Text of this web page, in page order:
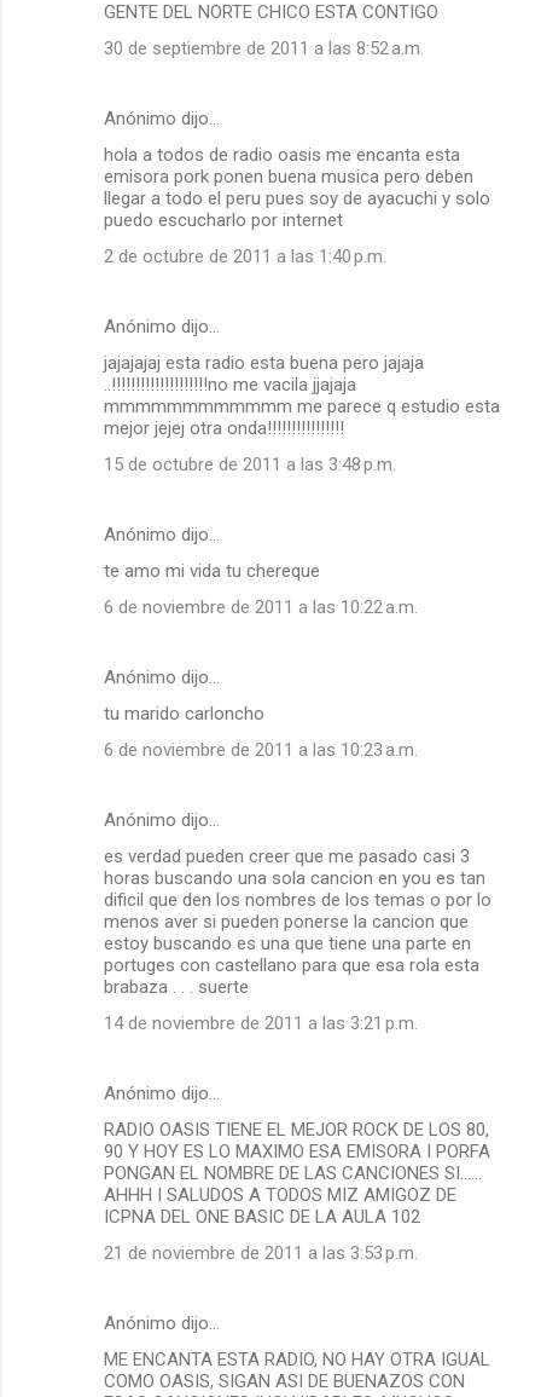
GENTE DEL NORTE CHICO ESTA CONTIGO
30 de septiembre de 2011 a las 8:52 a.m.
Anónimo dijo…
hola a todos de radio oasis me encanta esta
emisora pork ponen buena musica pero deben
llegar a todo el peru pues soy de ayacuchi y solo
puedo escucharlo por internet
2 de octubre de 2011 a las 1:40 p.m.
Anónimo dijo…
jajajajaj esta radio esta buena pero jajaja
..!!!!!!!!!!!!!!!!!!!!no me vacila jjajaja
mmmmmmmmmmmm me parece q estudio esta
mejor jejej otra onda!!!!!!!!!!!!!!!!
15 de octubre de 2011 a las 3:48 p.m.
Anónimo dijo…
te amo mi vida tu chereque
6 de noviembre de 2011 a las 10:22 a.m.
Anónimo dijo…
tu marido carloncho
6 de noviembre de 2011 a las 10:23 a.m.
Anónimo dijo…
es verdad pueden creer que me pasado casi 3
horas buscando una sola cancion en you es tan
dificil que den los nombres de los temas o por lo
menos aver si pueden ponerse la cancion que
estoy buscando es una que tiene una parte en
portuges con castellano para que esa rola esta
brabaza . . . suerte
14 de noviembre de 2011 a las 3:21 p.m.
Anónimo dijo…
RADIO OASIS TIENE EL MEJOR ROCK DE LOS 80,
90 Y HOY ES LO MAXIMO ESA EMISORA I PORFA
PONGAN EL NOMBRE DE LAS CANCIONES SI......
AHHH I SALUDOS A TODOS MIZ AMIGOZ DE
ICPNA DEL ONE BASIC DE LA AULA 102
21 de noviembre de 2011 a las 3:53 p.m.
Anónimo dijo…
ME ENCANTA ESTA RADIO, NO HAY OTRA IGUAL
COMO OASIS, SIGAN ASI DE BUENAZOS CON